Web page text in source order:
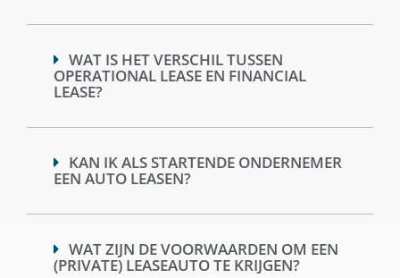
WAT IS HET VERSCHIL TUSSEN
OPERATIONAL LEASE EN FINANCIAL
LEASE?
KAN IK ALS STARTENDE ONDERNEMER
EEN AUTO LEASEN?
WAT ZIJN DE VOORWAARDEN OM EEN
(PRIVATE) LEASEAUTO TE KRIJGEN?